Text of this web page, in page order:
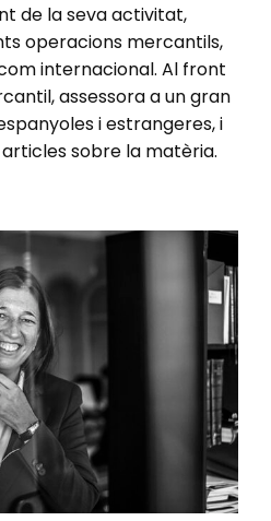
de la seva activitat,
operacions mercantils,
internacional. Al front
assessora a un gran
i estrangeres, i
sobre la matèria.